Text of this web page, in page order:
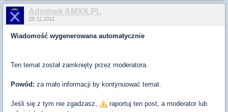
Adminek AMXX.PL
28.11.2011
Wiadomość wygenerowana automatycznie
Ten temat został zamknięty przez moderatora.
Powód: za mało informacji by kontynuować temat.
Jeśli się z tym nie zgadzasz,
raportuj ten post, a moderator lub